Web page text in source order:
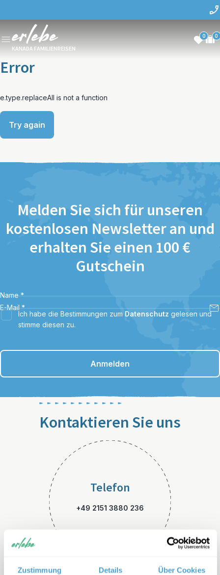
Zustimmung Details Über Cookies
KANADA FAMILIENREISEN
0 0
Error
e.type.replaceAll is not a function
Try again
Melden Sie sich für unseren
kostenlosen Newsletter an und
erhalten Sie einen 100 €
Gutschein
Name *
E-Mail *
Ich habe die Bestimmungen zum Datenschutz gelesen und
stimme diesen zu.
Anmelden
Kontaktieren Sie uns
Telefon
+49 2151 3880 236